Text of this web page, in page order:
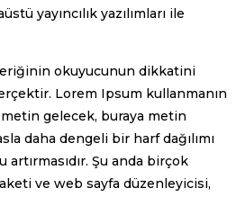
yayıncılık yazılımları ile
okuyucunun dikkatini
Lorem Ipsum kullanmanın
metin gelecek, buraya metin
daha dengeli bir harf dağılımı
Şu anda birçok
ve web sayfa düzenleyicisi,